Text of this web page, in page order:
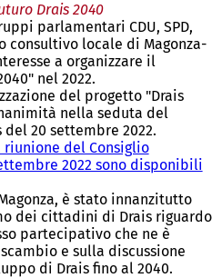
Drais 2040
parlamentari CDU, SPD,
consultivo locale di Magonza-
a organizzare il
nel 2022.
del progetto "Drais
nella seduta del
20 settembre 2022.
del Consiglio
2022 sono disponibili
è stato innanzitutto
dei cittadini di Drais riguardo
partecipativo che ne è
e sulla discussione
di Drais fino al 2040.